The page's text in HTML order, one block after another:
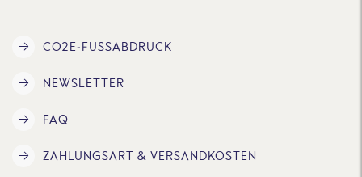
CO2E-FUSSABDRUCK
NEWSLETTER
FAQ
ZAHLUNGSART & VERSANDKOSTEN